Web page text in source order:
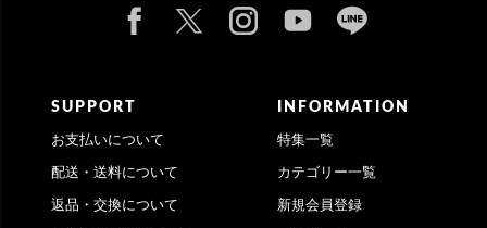
SUPPORT
お支払いについて
配送・送料について
返品・交換について
INFORMATION
特集一覧
カテゴリー一覧
新規会員登録